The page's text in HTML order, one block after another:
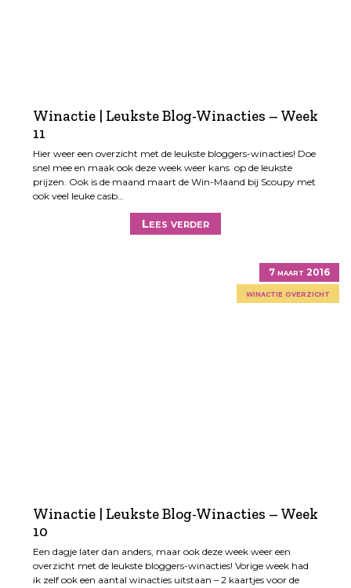
Winactie | Leukste Blog-Winacties – Week
11
Hier weer een overzicht met de leukste bloggers-winacties! Doe
snel mee en maak ook deze week weer kans op de leukste
prijzen. Ook is de maand maart de Win-Maand bij Scoupy met
ook veel leuke casb…
Lees verder
7 maart 2016
winactie overzicht
Winactie | Leukste Blog-Winacties – Week
10
Een dagje later dan anders, maar ook deze week weer een
overzicht met de leukste bloggers-winacties! Vorige week had
ik zelf ook een aantal winacties uitstaan – 2 kaartjes voor de